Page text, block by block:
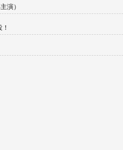
演）